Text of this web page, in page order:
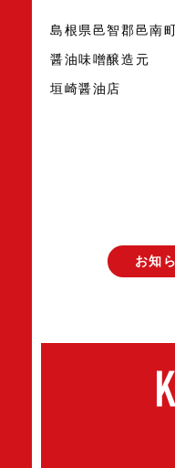
島根県邑智郡邑南
醤油味噌醸造元
垣崎醤油店
お知